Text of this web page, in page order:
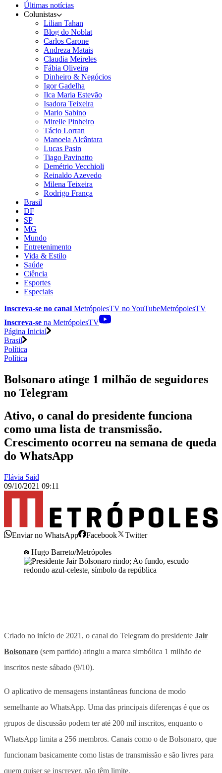
Últimas notícias
Colunistas
Lilian Tahan
Blog do Noblat
Carlos Carone
Andreza Matais
Claudia Meireles
Fábia Oliveira
Dinheiro & Negócios
Igor Gadelha
Ilca Maria Estevão
Isadora Teixeira
Mario Sabino
Mirelle Pinheiro
Tácio Lorran
Manoela Alcântara
Lucas Pasin
Tiago Pavinatto
Demétrio Vecchioli
Reinaldo Azevedo
Milena Teixeira
Rodrigo França
Brasil
DF
SP
MG
Mundo
Entretenimento
Vida & Estilo
Saúde
Ciência
Esportes
Especiais
Inscreva-se no canal MetrópolesTV noYouTubeMetrópolesTV
Inscreva-se na MetrópolesTV
Página Inicial
Brasil
Política
Política
Bolsonaro atinge 1 milhão de seguidores
no Telegram
Ativo, o canal do presidente funciona
como uma lista de transmissão.
Crescimento ocorreu na semana de queda
do WhatsApp
Flávia Said
09/10/2021 09:11
Enviar no WhatsApp Facebook
Twitter
Hugo Barreto/Metrópoles
Criado no início de 2021, o canal do Telegram do presidente Jair
Bolsonaro (sem partido) atingiu a marca simbólica 1 milhão de
inscritos neste sábado (9/10).
O aplicativo de mensagens instantâneas funciona de modo
semelhante ao WhatsApp. Uma das principais diferenças é que os
grupos de discussão podem ter até 200 mil inscritos, enquanto o
WhatsApp limita a 256 membros. Canais como o de Bolsonaro, que
funcionam basicamente como listas de transmissão e são livres para
quem quiser se inscrever, não têm limite.